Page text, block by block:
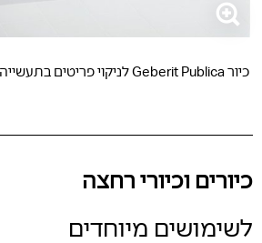
כיור Geberit Publica לניקוי פריטים בתעשייה ובמסחר.
כיורים וכיורי רחצה
לשימושים מיוחדים